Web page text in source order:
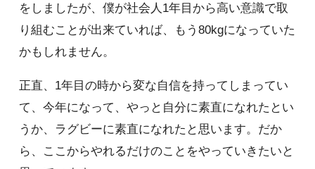
をしましたが、僕が社会人1年目から高い意識で取
り組むことが出来ていれば、もう80kgになっていた
かもしれません。
正直、1年目の時から変な自信を持ってしまってい
て、今年になって、やっと自分に素直になれたとい
うか、ラグビーに素直になれたと思います。だか
ら、ここからやれるだけのことをやっていきたいと